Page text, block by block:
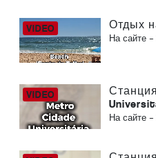
Отдых
На сайте -
На сайте -